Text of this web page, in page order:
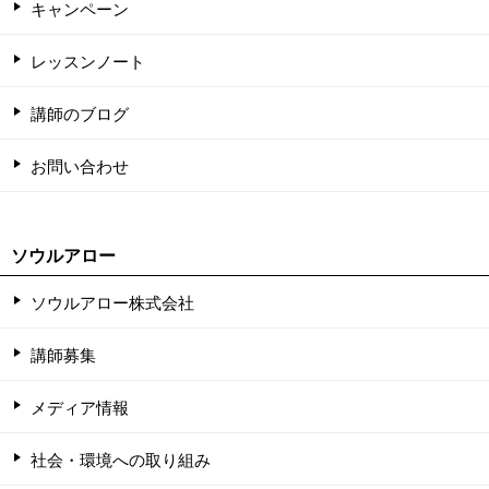
キャンペーン
レッスンノート
講師のブログ
お問い合わせ
ソウルアロー
ソウルアロー株式会社
講師募集
メディア情報
社会・環境への取り組み